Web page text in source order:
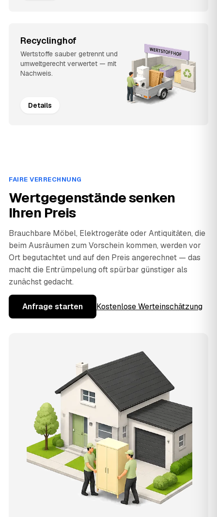
Recyclinghof
Wertstoffe sauber getrennt und
umweltgerecht verwertet — mit
Nachweis.
Details
FAIRE VERRECHNUNG
Wertgegenstände senken
Ihren Preis
Brauchbare Möbel, Elektrogeräte oder Antiquitäten, die
beim Ausräumen zum Vorschein kommen, werden vor
Ort begutachtet und auf den Preis angerechnet — das
macht die Entrümpelung oft spürbar günstiger als
zunächst gedacht.
Anfrage starten Kostenlose Werteinschätzung